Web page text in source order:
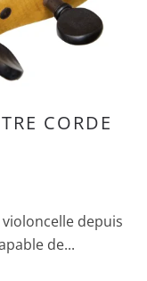
CORDE
depuis
de...